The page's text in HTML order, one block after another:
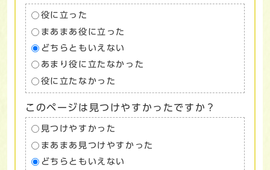
役に立った
まあまあ役に立った
どちらともいえない
あまり役に立たなかった
役に立たなかった
このページは見つけやすかったですか？
見つけやすかった
まあまあ見つけやすかった
どちらともいえない